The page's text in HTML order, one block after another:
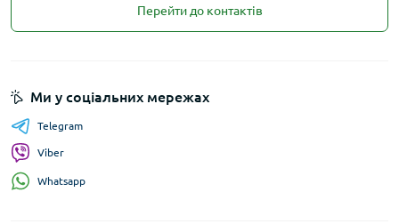
Перейти до контактів
Ми у соціальних мережах
Telegram
Viber
Whatsapp